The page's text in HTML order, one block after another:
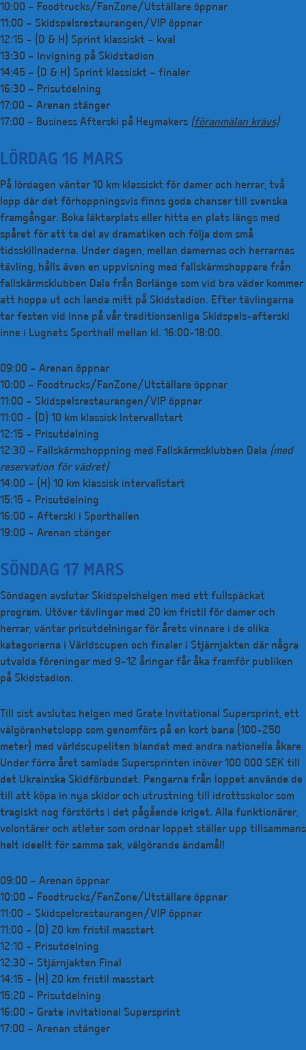
10:00 – Foodtrucks/FanZone/Utställare öppnar
11:00 – Skidspelsrestaurangen/VIP öppnar
12:15 – (D & H) Sprint klassiskt – kval
13:30 – Invigning på Skidstadion
14:45 – (D & H) Sprint klassiskt – finaler
16:30 – Prisutdelning
17:00 – Arenan stänger
17:00 – Business Afterski på Heymakers (föranmälan krävs)
LÖRDAG 16 MARS
På lördagen väntar 10 km klassiskt för damer och herrar, två
lopp där det förhoppningsvis finns goda chanser till svenska
framgångar. Boka läktarplats eller hitta en plats längs med
spåret för att ta del av dramatiken och följa dom små
tidsskillnaderna. Under dagen, mellan damernas och herrarnas
tävling, hålls även en uppvisning med fallskärmshoppare från
fallskärmsklubben Dala från Borlänge som vid bra väder kommer
att hoppa ut och landa mitt på Skidstadion. Efter tävlingarna
tar festen vid inne på vår traditionsenliga Skidspels-afterski
inne i Lugnets Sporthall mellan kl. 16:00-18:00.
09:00 – Arenan öppnar
10:00 – Foodtrucks/FanZone/Utställare öppnar
11:00 – Skidspelsrestaurangen/VIP öppnar
11:00 – (D) 10 km klassisk Intervallstart
12:15 – Prisutdelning
12:30 – Fallskärmshoppning med Fallskärmsklubben Dala (med
reservation för vädret)
14:00 – (H) 10 km klassisk intervallstart
15:15 – Prisutdelning
16:00 – Afterski i Sporthallen
19:00 – Arenan stänger
SÖNDAG 17 MARS
Söndagen avslutar Skidspelshelgen med ett fullspäckat
program. Utöver tävlingar med 20 km fristil för damer och
herrar, väntar prisutdelningar för årets vinnare i de olika
kategorierna i Världscupen och finaler i Stjärnjakten där några
utvalda föreningar med 9-12 åringar får åka framför publiken
på Skidstadion.
Till sist avslutas helgen med Grate Invitational Supersprint, ett
välgörenhetslopp som genomförs på en kort bana (100-250
meter) med världscupeliten blandat med andra nationella åkare.
Under förra året samlade Supersprinten inöver 100 000 SEK till
det Ukrainska Skidförbundet. Pengarna från loppet använde de
till att köpa in nya skidor och utrustning till idrottsskolor som
tragiskt nog förstörts i det pågående kriget. Alla funktionärer,
volontärer och atleter som ordnar loppet ställer upp tillsammans
helt ideellt för samma sak, välgörande ändamål!
09:00 – Arenan öppnar
10:00 – Foodtrucks/FanZone/Utställare öppnar
11:00 – Skidspelsrestaurangen/VIP öppnar
11:00 – (D) 20 km fristil masstart
12:10 – Prisutdelning
12:30 – Stjärnjakten Final
14:15 – (H) 20 km fristil masstart
15:20 – Prisutdelning
16:00 – Grate invitational Supersprint
17:00 – Arenan stänger